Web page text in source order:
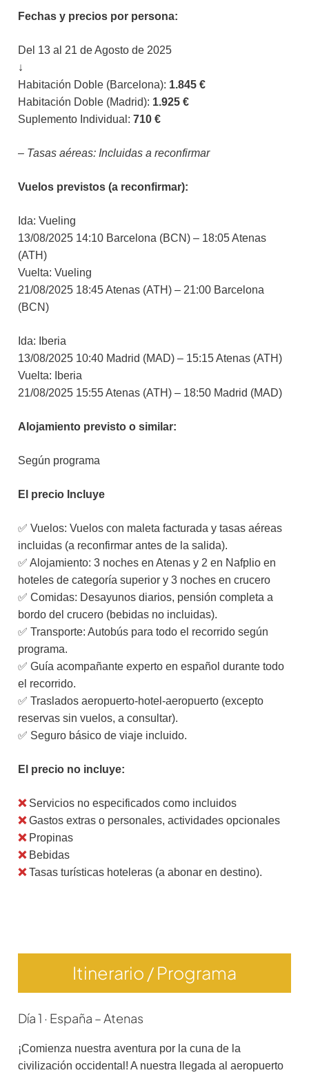
Fechas y precios por persona:
Del 13 al 21 de Agosto de 2025
↓
Habitación Doble (Barcelona): 1.845 €
Habitación Doble (Madrid): 1.925 €
Suplemento Individual: 710 €
– Tasas aéreas: Incluidas a reconfirmar
Vuelos previstos (a reconfirmar):
Ida: Vueling
13/08/2025 14:10 Barcelona (BCN) – 18:05 Atenas
(ATH)
Vuelta: Vueling
21/08/2025 18:45 Atenas (ATH) – 21:00 Barcelona
(BCN)
Ida: Iberia
13/08/2025 10:40 Madrid (MAD) – 15:15 Atenas (ATH)
Vuelta: Iberia
21/08/2025 15:55 Atenas (ATH) – 18:50 Madrid (MAD)
Alojamiento previsto o similar:
Según programa
El precio Incluye
✅ Vuelos: Vuelos con maleta facturada y tasas aéreas
incluidas (a reconfirmar antes de la salida).
✅ Alojamiento: 3 noches en Atenas y 2 en Nafplio en
hoteles de categoría superior y 3 noches en crucero
✅ Comidas: Desayunos diarios, pensión completa a
bordo del crucero (bebidas no incluidas).
✅ Transporte: Autobús para todo el recorrido según
programa.
✅ Guía acompañante experto en español durante todo
el recorrido.
✅ Traslados aeropuerto-hotel-aeropuerto (excepto
reservas sin vuelos, a consultar).
✅ Seguro básico de viaje incluido.
El precio no incluye:
❌Servicios no especificados como incluidos
❌Gastos extras o personales, actividades opcionales
❌Propinas
❌Bebidas
❌Tasas turísticas hoteleras (a abonar en destino).
Itinerario / Programa
Día 1 · España – Atenas
¡Comienza nuestra aventura por la cuna de la
civilización occidental! A nuestra llegada al aeropuerto